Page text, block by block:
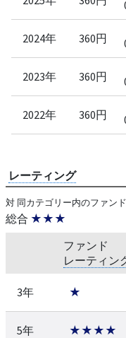
2024年 360円
2023年 360円
2022年 360円
レーティング
対 同カテゴリー内のファンド
総合 ★★★
ファンド
レーティン
3年 ★
5年 ★★★★